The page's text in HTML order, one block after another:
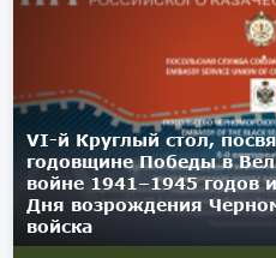
VI-й Круглый стол,
годовщине Победы в
войне 1941–1945 годов
Дня возрождения
войска